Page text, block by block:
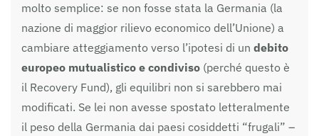
molto semplice: se non fosse stata la Germania (la
nazione di maggior rilievo economico dell’Unione) a
cambiare atteggiamento verso l’ipotesi di un debito
europeo mutualistico e condiviso (perché questo è
il Recovery Fund), gli equilibri non si sarebbero mai
modificati. Se lei non avesse spostato letteralmente
il peso della Germania dai paesi cosiddetti “frugali” –